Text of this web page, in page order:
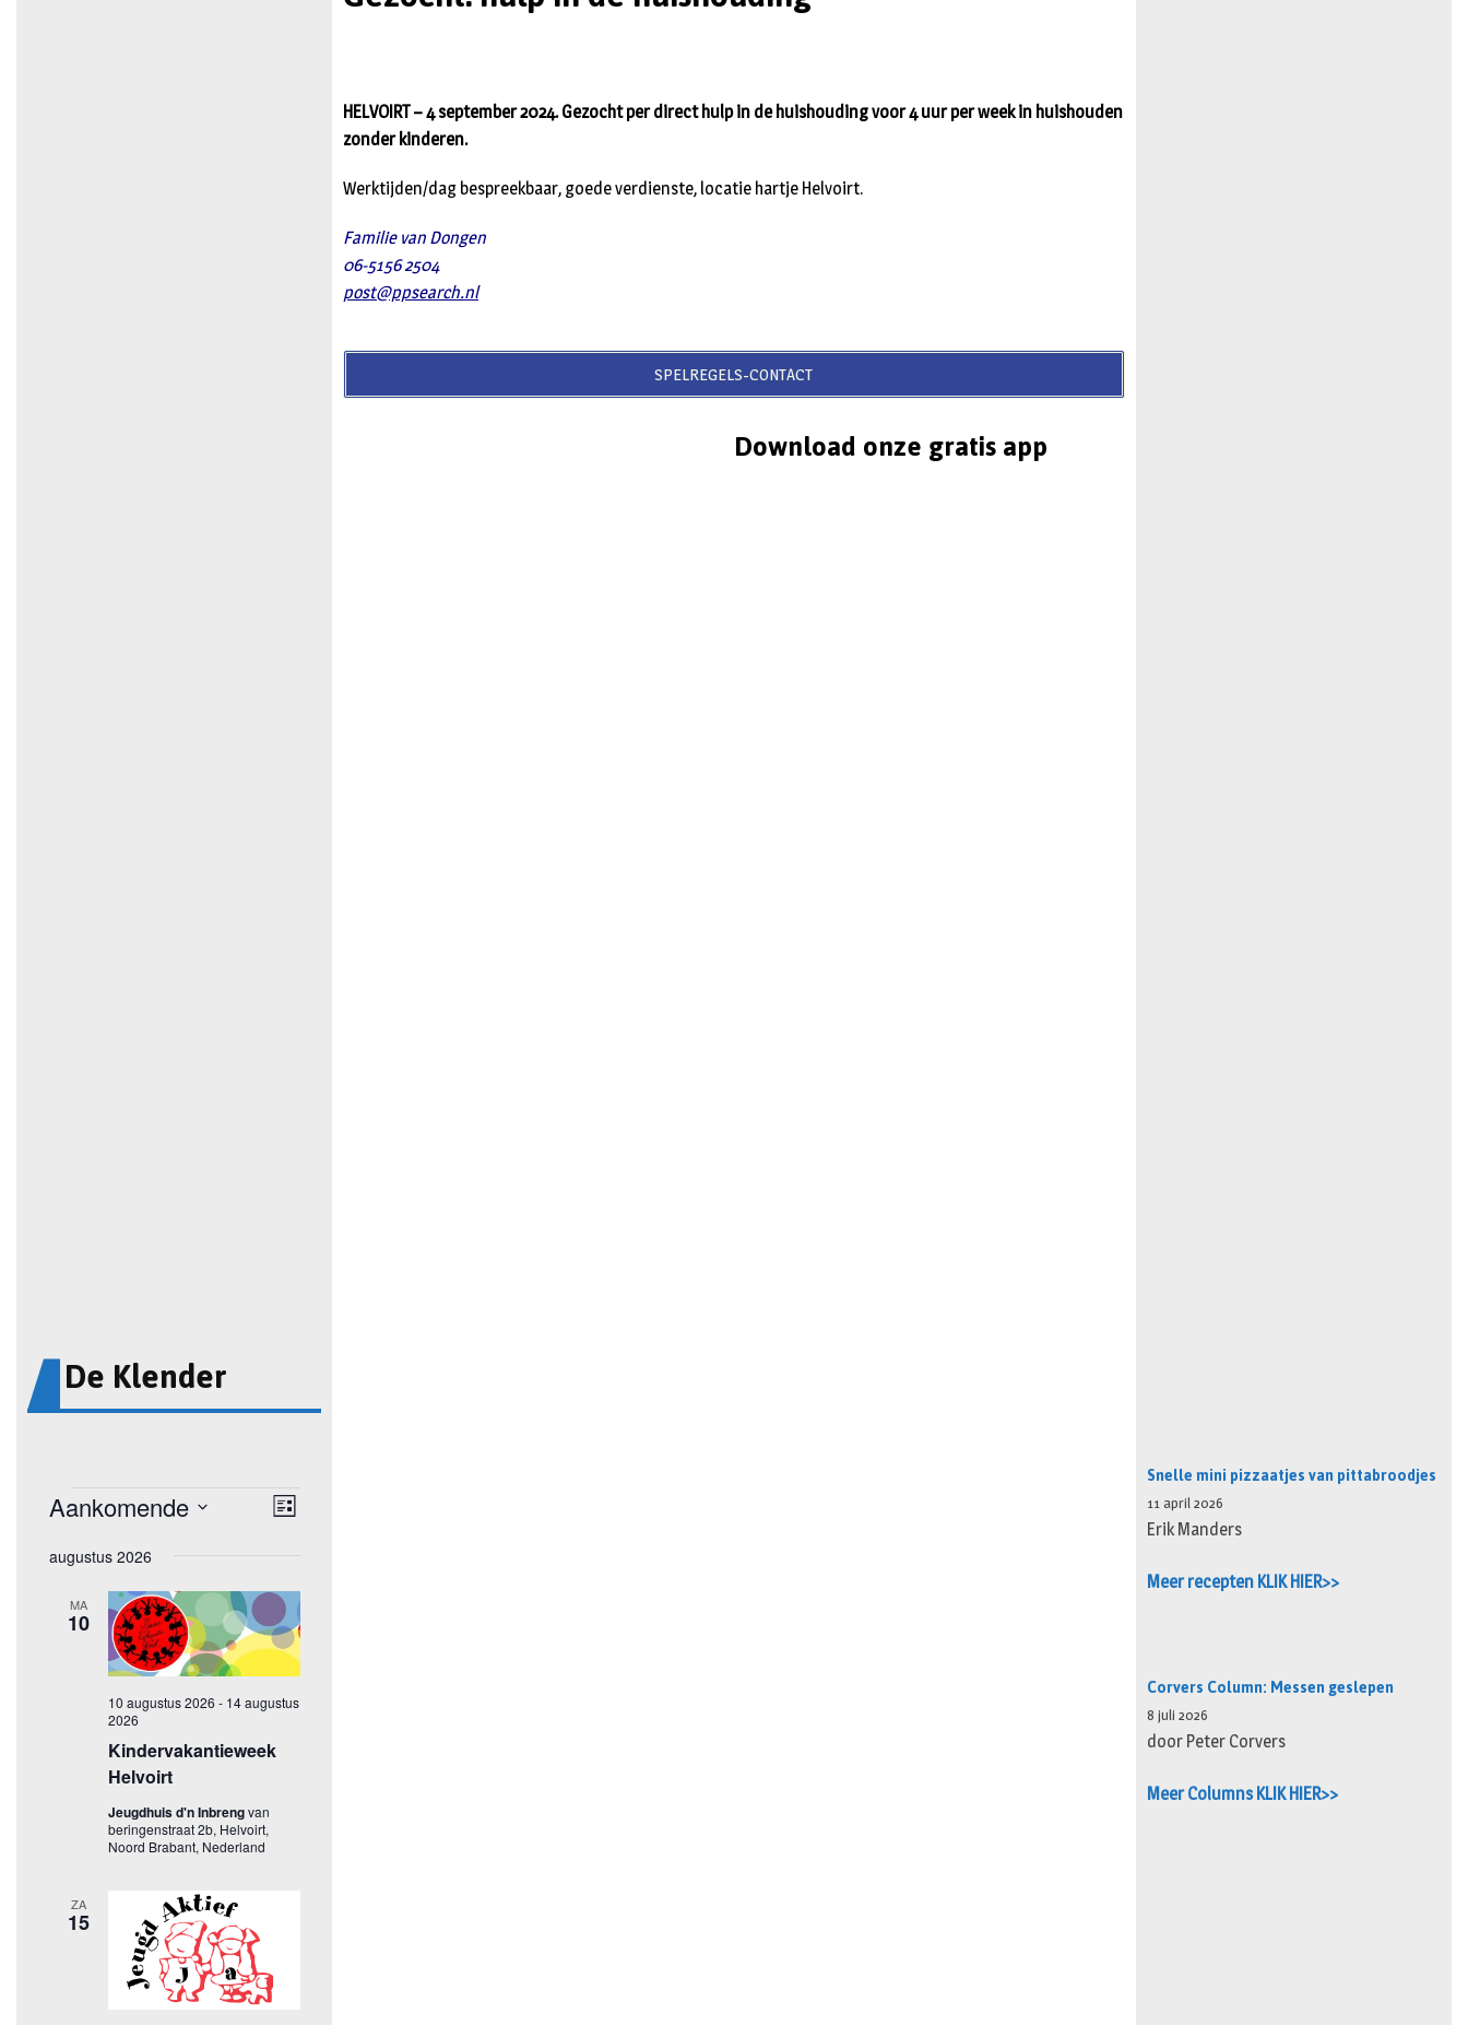
De Klender
HELVOIRT – 4 september 2024. Gezocht per direct hulp in de huishouding voor 4 uur per week in huishouden
zonder kinderen.
Werktijden/dag bespreekbaar, goede verdienste, locatie hartje Helvoirt.
Familie van Dongen
06-5156 2504
post@ppsearch.nl
SPELREGELS-CONTACT
Download onze gratis app
Snelle mini pizzaatjes van pittabroodjes
11 april 2026
Erik Manders
Meer recepten KLIK HIER>>
Corvers Column: Messen geslepen
8 juli 2026
door Peter Corvers
Meer Columns KLIK HIER>>